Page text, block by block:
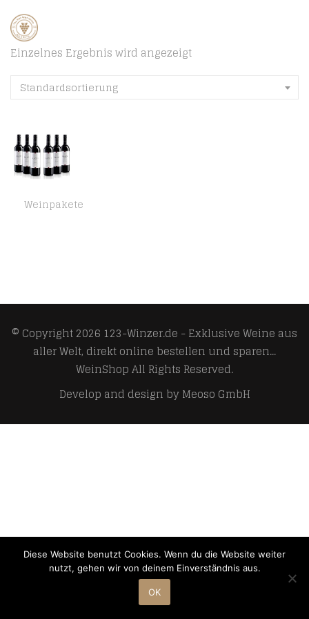
Einzelnes Ergebnis wird angezeigt
Standardsortierung
Weinpakete
© Copyright 2026 123-Winzer.de - Exklusive Weine aus
aller Welt, direkt online bestellen und sparen...
WeinShopAll Rights Reserved.
Develop and design byMeoso GmbH
Diese Website benutzt Cookies. Wenn du die Website weiter
nutzt, gehen wir von deinem Einverständnis aus.
OK